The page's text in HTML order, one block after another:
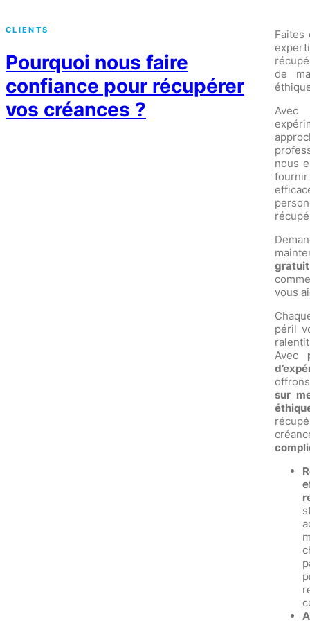
CLIENTS
Pourquoi nous faire
confiance pour récupérer
vos créances ?
Faites
de
nous
gratuit
vous
péril
Avec
sur